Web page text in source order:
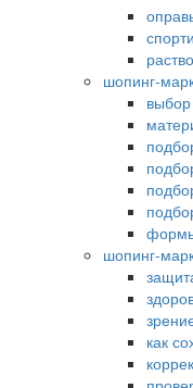
шопинг-
выбор
шопинг-
как